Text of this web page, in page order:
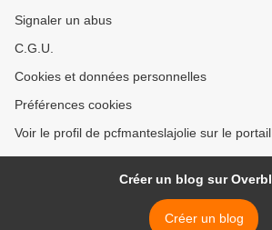
Signaler un abus
C.G.U.
Cookies et données personnelles
Préférences cookies
Voir le profil de pcfmanteslajolie sur le
Créer un blog sur
Créer un blog